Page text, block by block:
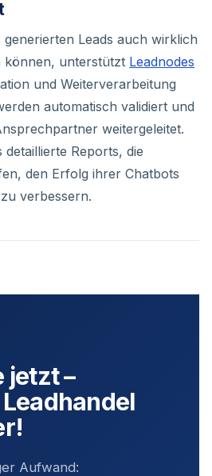
Leads auch wirklich
können, unterstützt Leadnodes
und Weiterverarbeitung
automatisch validiert und
weitergeleitet.
detaillierte Reports, die
den Erfolg ihrer Chatbots
verbessern.
jetzt –
Aufwand: